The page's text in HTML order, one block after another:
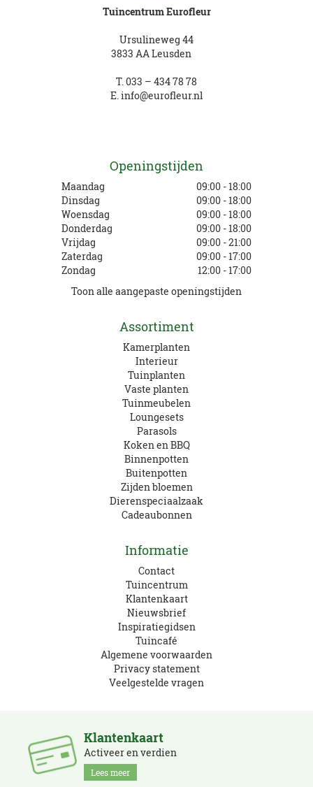
Tuincentrum Eurofleur
Ursulineweg 44
3833 AA Leusden
T.033 – 434 78 78
E.info@eurofleur.nl
Openingstijden
Maandag
09:00 - 18:00
Dinsdag
09:00 - 18:00
Woensdag
09:00 - 18:00
Donderdag
09:00 - 18:00
Vrijdag
09:00 - 21:00
Zaterdag
09:00 - 17:00
Zondag
12:00 - 17:00
Toon alle aangepaste openingstijden
Assortiment
Kamerplanten
Interieur
Tuinplanten
Vaste planten
Tuinmeubelen
Loungesets
Parasols
Koken en BBQ
Binnenpotten
Buitenpotten
Zijden bloemen
Dierenspeciaalzaak
Cadeaubonnen
Informatie
Contact
Tuincentrum
Klantenkaart
Nieuwsbrief
Inspiratiegidsen
Tuincafé
Algemene voorwaarden
Privacy statement
Veelgestelde vragen
Klantenkaart
Activeer en verdien
Lees meer